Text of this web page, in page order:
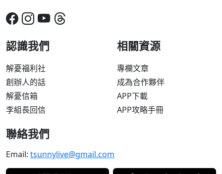
認識我們
解憂福利社
創辦人的話
解憂信箱
李組長回信
相關資源
專欄文章
成為合作夥伴
APP下載
APP攻略手冊
聯絡我們
Email: tsunnylive@gmail.com